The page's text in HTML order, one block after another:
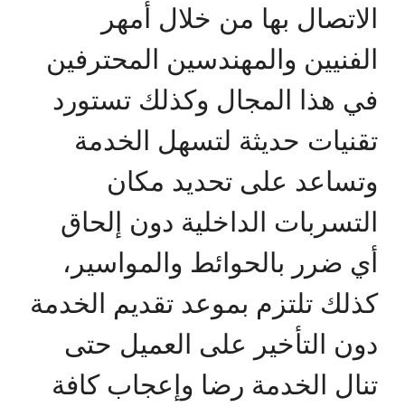
الاتصال بها من خلال أمهر
الفنيين والمهندسين المحترفين
في هذا المجال وكذلك تستورد
تقنيات حديثة لتسهل الخدمة
وتساعد على تحديد مكان
التسربات الداخلية دون إلحاق
أي ضرر بالحوائط والمواسير،
كذلك تلتزم بموعد تقديم الخدمة
دون التأخير على العميل حتى
تنال الخدمة رضا وإعجاب كافة